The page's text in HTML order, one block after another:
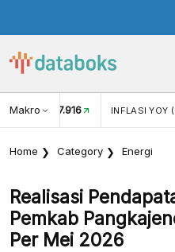
Makro
USD/IDR 17.916 INFLASI YOY
Home Category Energi
Realisasi
Pemkab
Per Mei 2026